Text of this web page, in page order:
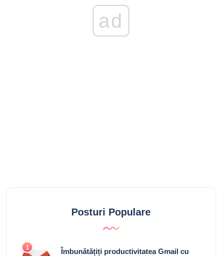
ad
Posturi Populare
1
Îmbunătățiți productivitatea Gmail cu